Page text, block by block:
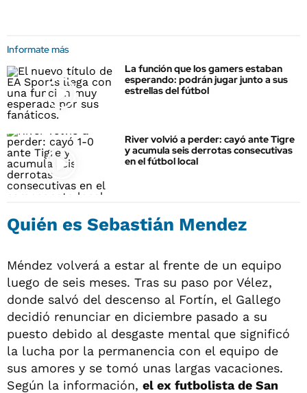
Informate más
La función que los gamers estaban
esperando: podrán jugar junto a sus
estrellas del fútbol
River volvió a perder: cayó ante Tigre
y acumula seis derrotas consecutivas
en el fútbol local
Quién es Sebastián Mendez
Méndez volverá a estar al frente de un equipo
luego de seis meses. Tras su paso por Vélez,
donde salvó del descenso al Fortín, el Gallego
decidió renunciar en diciembre pasado a su
puesto debido al desgaste mental que significó
la lucha por la permanencia con el equipo de
sus amores y se tomó unas largas vacaciones.
Según la información, el ex futbolista de San